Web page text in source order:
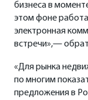
бизнеса в
этом фоне
электронная
встречи»,—
«Для рынка
по многим
предложения в